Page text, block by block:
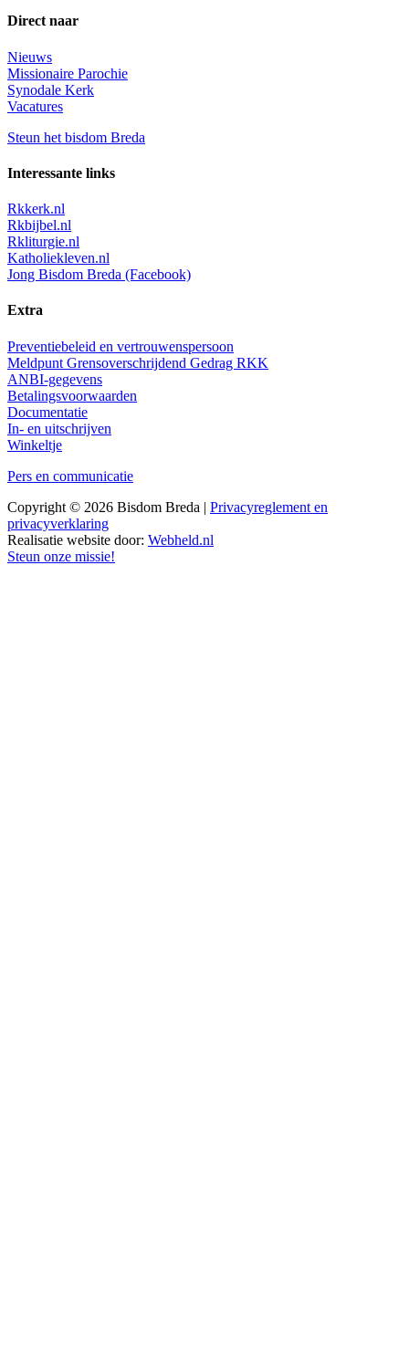
Direct naar
Nieuws
Missionaire Parochie
Synodale Kerk
Vacatures
Steun het bisdom Breda
Interessante links
Rkkerk.nl
Rkbijbel.nl
Rkliturgie.nl
Katholiekleven.nl
Jong Bisdom Breda (Facebook)
Extra
Preventiebeleid en vertrouwenspersoon
Meldpunt Grensoverschrijdend Gedrag RKK
ANBI-gegevens
Betalingsvoorwaarden
Documentatie
In- en uitschrijven
Winkeltje
Pers en communicatie
Copyright © 2026 Bisdom Breda | Privacyreglement en
privacyverklaring
Realisatie website door: Webheld.nl
Steun onze missie!